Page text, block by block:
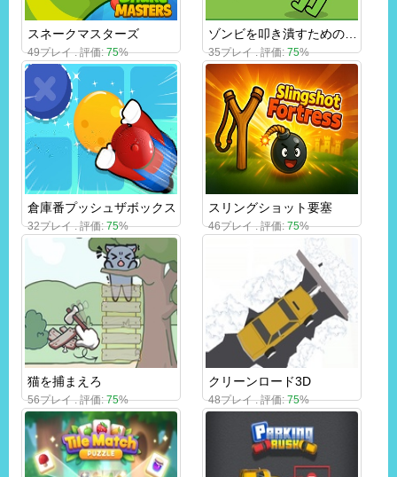
スネークマスターズ
49プレイ . 評価:75% 35プレイ . 評価:75%
倉庫番プッシュザボックス
32プレイ . 評価:75%
スリングショット要塞
46プレイ . 評価:75%
猫を捕まえろ
56プレイ . 評価:75%
クリーンロード3D
48プレイ . 評価:75%